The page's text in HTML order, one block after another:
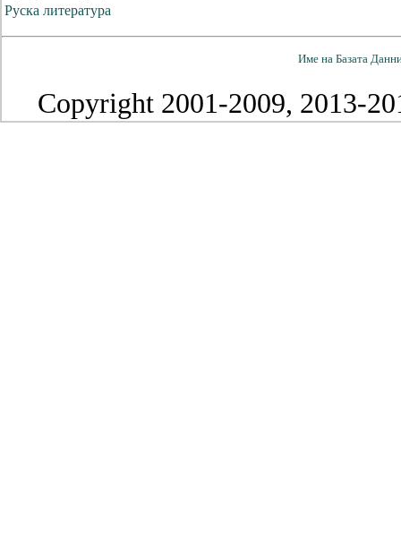
Руска литература
Име на Базата
Copyright 2001-2009, 2013-